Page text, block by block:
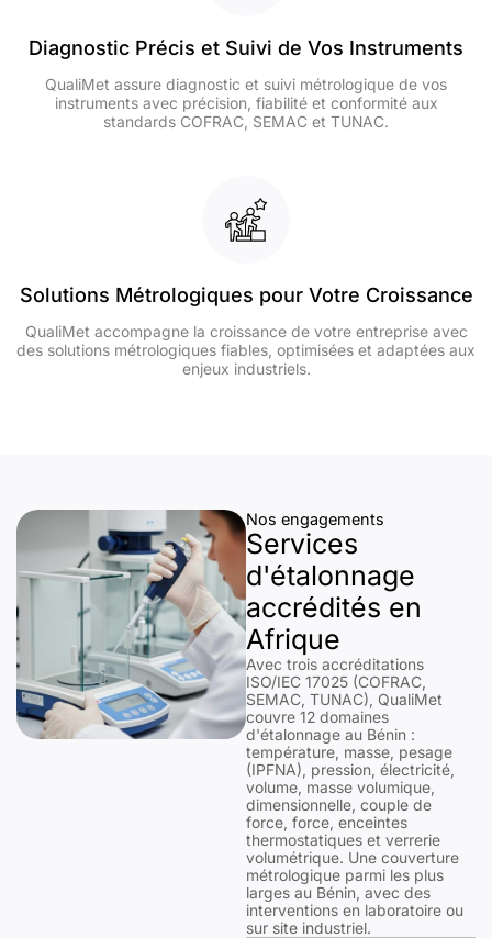
Diagnostic Précis et Suivi de Vos Instruments
QualiMet assure diagnostic et suivi métrologique de vos
instruments avec précision, fiabilité et conformité aux
standards COFRAC, SEMAC et TUNAC.
Solutions Métrologiques pour Votre Croissance
QualiMet accompagne la croissance de votre entreprise avec
des solutions métrologiques fiables, optimisées et adaptées aux
enjeux industriels.
Nos engagements
Services
d'étalonnage
accrédités en
Afrique
Avec trois accréditations
ISO/IEC 17025 (COFRAC,
SEMAC, TUNAC), QualiMet
couvre 12 domaines
d'étalonnage au Bénin :
température, masse, pesage
(IPFNA), pression, électricité,
volume, masse volumique,
dimensionnelle, couple de
force, force, enceintes
thermostatiques et verrerie
volumétrique. Une couverture
métrologique parmi les plus
larges au Bénin, avec des
interventions en laboratoire ou
sur site industriel.